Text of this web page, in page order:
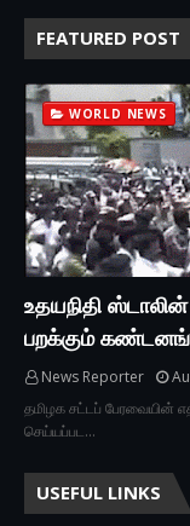
FEATURED POST
WORLD NEWS
உதயநிதி
பறக்கும்
News Reporter
தமிழக சட்டப் பேரவையின்
செய்யப்பட…
USEFUL LINKS